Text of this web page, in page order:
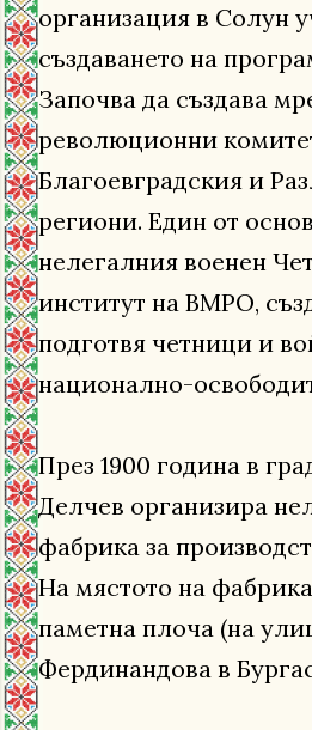
организация в Солун
създаването на
Започва да създава
революционни
Благоевградския и
региони. Един от
нелегалния военен
институт на ВМРО,
подготвя четници и
национално-
През 1900 година в
Делчев организира
фабрика за
На мястото на
паметна плоча (на
Фердинандова в